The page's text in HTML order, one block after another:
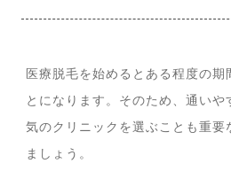
医療脱毛を始めるとある程度の期
とになります。そのため、通いや
気のクリニックを選ぶことも重要
ましょう。